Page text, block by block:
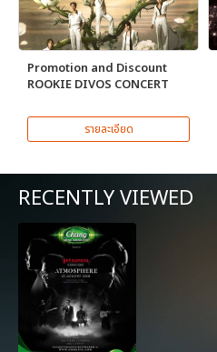
Promotion and Discount
ROOKIE DIVOS CONCERT
รายละเอียด
RECENTLY VIEWED